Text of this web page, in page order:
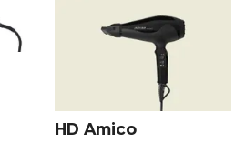
HD Amico